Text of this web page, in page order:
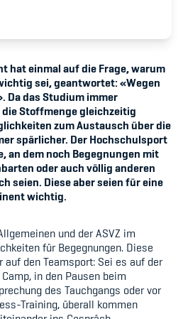
& Sport
hat einmal auf die Frage, warum
sei, geantwortet: «Wegen
Da das Studium immer
Stoffmenge gleichzeitig
zum Austausch über die
spärlicher. Der Hochschulsport
an dem noch Begegnungen mit
oder auch völlig anderen
seien. Diese aber seien für eine
wichtig.
und der ASVZ im
für Begegnungen. Diese
den Teamsport: Sei es auf der
in den Pausen beim
des Tauchgangs oder vor
Training, überall kommen